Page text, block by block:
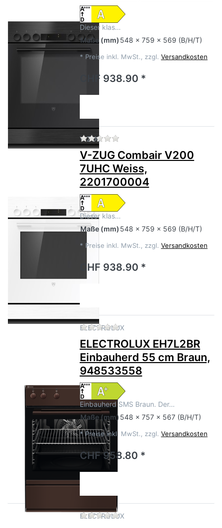
Dieser klas…
Maße (mm) 548 x 759 x 569 (B/H/T)
* Preise inkl. MwSt., zzgl. Versandkosten
CHF 938.90 *
V-ZUG Zu diesem Produkt liegen
V-ZUG Combair V200
7UHC Weiss,
2201700004
Dieser klas…
Maße (mm) 548 x 759 x 569 (B/H/T)
* Preise inkl. MwSt., zzgl. Versandkosten
CHF 938.90 *
ELECTROLUXZu diesem Produkt liegen
ELECTROLUX EH7L2BR
Einbauherd 55 cm Braun,
948533558
Einbauherd SMS Braun. Der…
Maße(mm) 548 x 757 x 567 (B/H/T)
* Preise inkl. MwSt., zzgl. Versandkosten
CHF 958.80 *
ELECTROLUXZu diesem Produkt liegen